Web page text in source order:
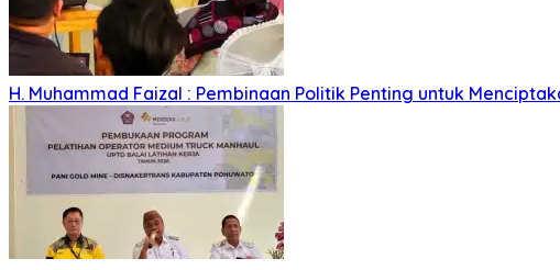
H. Muhammad Faizal : Pembinaan Politik Penting untuk